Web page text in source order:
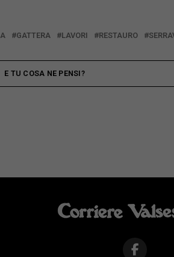
GATTERA LAVORI RESTAURO
E TU COSA NE PENSI?